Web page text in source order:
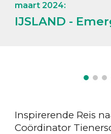
maart 2024:
IJSLAND -
Inspirerende Reis
Coördinator